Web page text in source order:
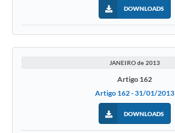
DOWNLOADS
JANEIRO de 2013
Artigo 162
Artigo 162 - 31/01/2013
DOWNLOADS